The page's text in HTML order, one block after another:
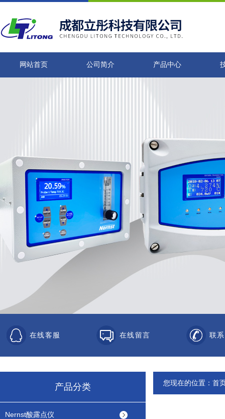
网站首页 公司简介 产品中心
在线客服 在线留言 联
产品分类
Nernst酸露点仪
您现在的位置： 首